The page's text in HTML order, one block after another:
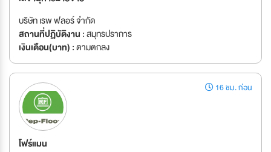
บริษัท เรพ ฟลอร์ จำกัด
สถานที่ปฏิบัติงาน :สมุทรปราการ
เงินเดือน(บาท) :ตามตกลง
16 ชม. ก่อน
โฟร์แมน